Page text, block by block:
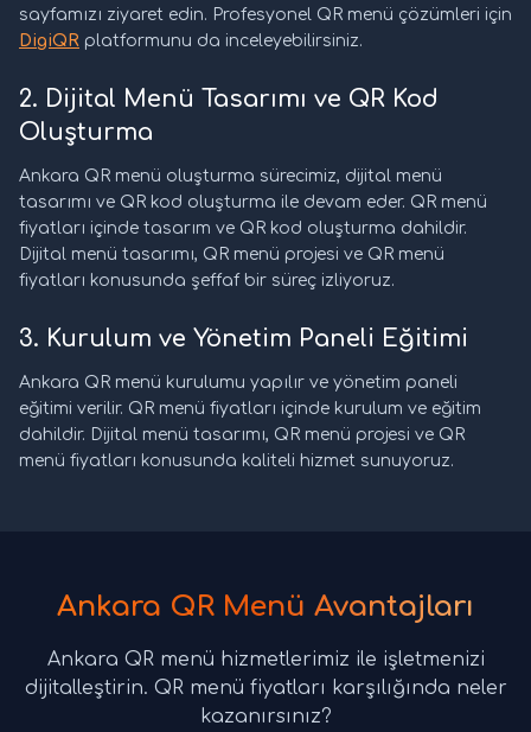
sayfamızı ziyaret edin. Profesyonel QR menü çözümleri için
DigiQR platformunu da inceleyebilirsiniz.
2. Dijital Menü Tasarımı ve QR Kod
Oluşturma
Ankara QR menü oluşturma sürecimiz, dijital menü
tasarımı ve QR kod oluşturma ile devam eder. QR menü
fiyatları içinde tasarım ve QR kod oluşturma dahildir.
Dijital menü tasarımı, QR menü projesi ve QR menü
fiyatları konusunda şeffaf bir süreç izliyoruz.
3. Kurulum ve Yönetim Paneli Eğitimi
Ankara QR menü kurulumu yapılır ve yönetim paneli
eğitimi verilir. QR menü fiyatları içinde kurulum ve eğitim
dahildir. Dijital menü tasarımı, QR menü projesi ve QR
menü fiyatları konusunda kaliteli hizmet sunuyoruz.
Ankara QR Menü Avantajları
Ankara QR menü hizmetlerimiz ile işletmenizi
dijitalleştirin. QR menü fiyatları karşılığında neler
kazanırsınız?